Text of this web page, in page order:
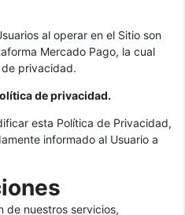
al operar en el Sitio son
Mercado Pago, la cual
privacidad.
de privacidad.
esta Política de Privacidad,
informado al Usuario a
de nuestros servicios,